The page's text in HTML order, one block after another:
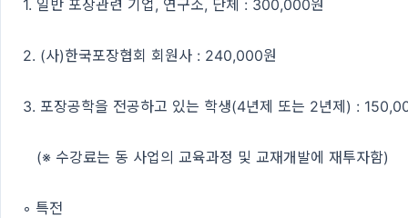
1. 일반 포장관련 기업, 연구소, 단체 : 300,000원
2. (사)한국포장협회 회원사 : 240,000원
3. 포장공학을 전공하고 있는 학생(4년제 또는 2년제) :
(※ 수강료는 동 사업의 교육과정 및 교재개발에 재투자함)
◦ 특전